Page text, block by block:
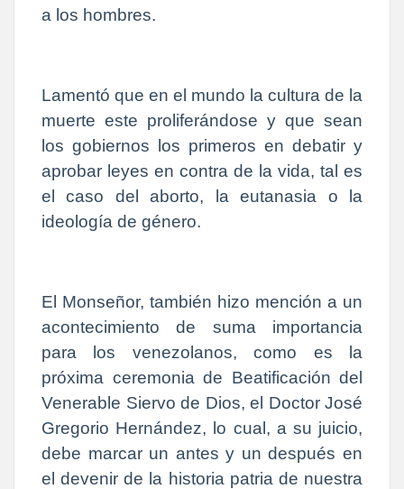
a los hombres.
Lamentó que en el mundo la cultura de la
muerte este proliferándose y que sean
los gobiernos los primeros en debatir y
aprobar leyes en contra de la vida, tal es
el caso del aborto, la eutanasia o la
ideología de género.
El Monseñor, también hizo mención a un
acontecimiento de suma importancia
para los venezolanos, como es la
próxima ceremonia de Beatificación del
Venerable Siervo de Dios, el Doctor José
Gregorio Hernández, lo cual, a su juicio,
debe marcar un antes y un después en
el devenir de la historia patria de nuestra